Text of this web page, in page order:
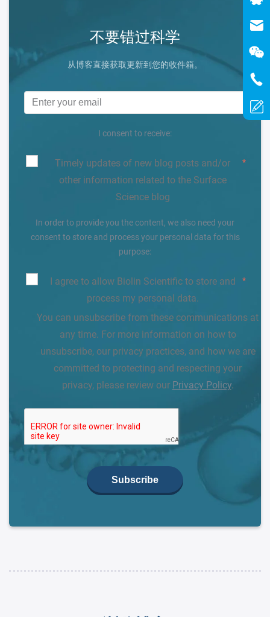
不要错过科学
从博客直接获取更新到您的收件箱。
I consent to receive:
Timely updates of new blog posts and/or
other information related to the Surface
Science blog
*
In order to provide you the content, we also need your
consent to store and process your personal data for this
purpose:
I agree to allow Biolin Scientific to store and
process my personal data.
*
You can unsubscribe from these communications at
any time. For more information on how to
unsubscribe, our privacy practices, and how we are
committed to protecting and respecting your
privacy, please review our Privacy Policy.